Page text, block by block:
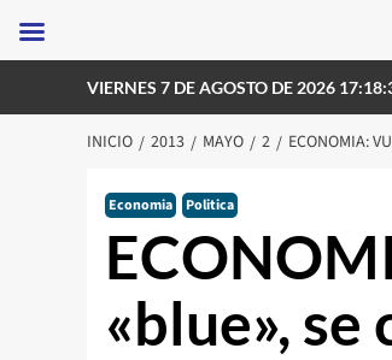
VIERNES 7 DE AGOSTO DE 2026
INICIO 2013 MAYO 2 ECONOMIA:
Economia Politica
«blue», se